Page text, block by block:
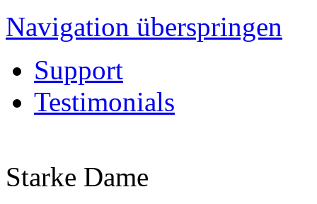
Navigation überspringen
Support
Testimonials
Starke Dame